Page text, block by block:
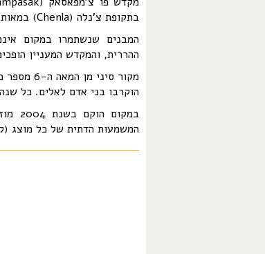
בתקופת צ'נלה (Chenla) במאות ה-6 עד ה-8, ובהמשך היה אחד ממקדשי אימפריית הקמר.
המבנים שנשתמרו במקום
ההררית, והמקדש המעניין
הוקרבו בני אדם לאלים. כל
המשמעות הדתית של כל מוצג